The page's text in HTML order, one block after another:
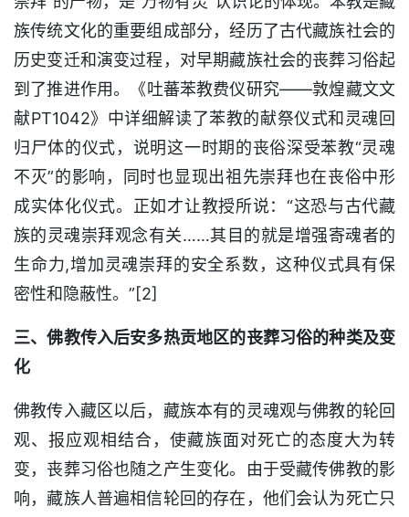
族传统文化的重要组成部分，经历了古代藏族社会的
历史变迁和演变过程，对早期藏族社会的丧葬习俗起
到了推进作用。《吐蕃苯教费仪研究——敦煌藏文文
献PT1042》中详细解读了苯教的献祭仪式和灵魂回
归尸体的仪式，说明这一时期的丧俗深受苯教“灵魂
不灭”的影响，同时也显现出祖先崇拜也在丧俗中形
成实体化仪式。正如才让教授所说：“这恐与古代藏
族的灵魂崇拜观念有关……其目的就是增强寄魂者的
生命力,增加灵魂崇拜的安全系数，这种仪式具有保
密性和隐蔽性。”[2]
三、佛教传入后安多热贡地区的丧葬习俗的种类及变
化
佛教传入藏区以后，藏族本有的灵魂观与佛教的轮回
观、报应观相结合，使藏族面对死亡的态度大为转
变，丧葬习俗也随之产生变化。由于受藏传佛教的影
响，藏族人普遍相信轮回的存在，他们会认为死亡只